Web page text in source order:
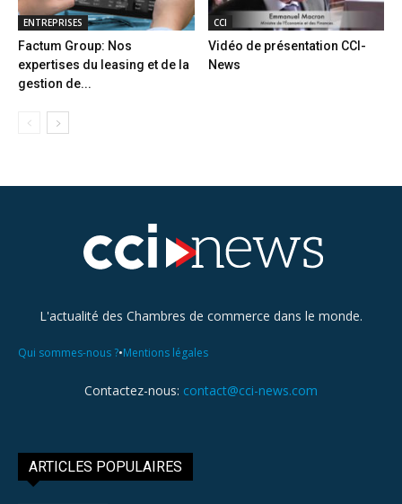
ENTREPRISES
Factum Group: Nos
expertises du leasing et de la
gestion de...
CCI
Vidéo de présentation CCI-
News
L'actualité des Chambres de commerce dans le monde.
Qui sommes-nous ?•Mentions légales
Contactez-nous: contact@cci-news.com
ARTICLES POPULAIRES